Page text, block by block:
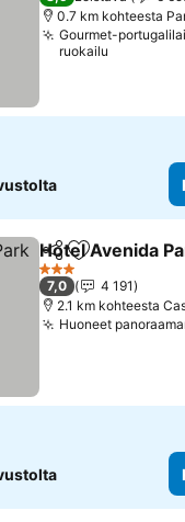
0.7 km kohteesta
Gourmet-
ruokailu
Jaa Lisää
Hotel Avenida
3 Tähtiluokitus
7,0
4 191
2.1 km kohteesta
Huoneet